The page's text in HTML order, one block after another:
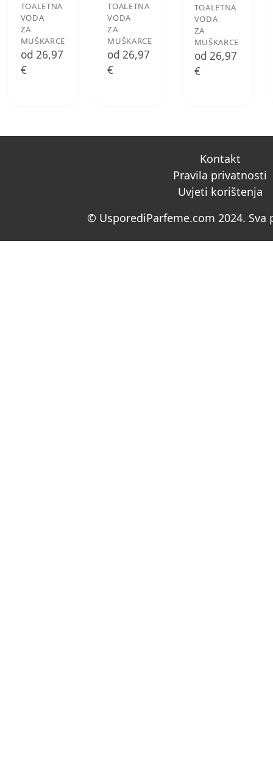
TOALETNA
VODA
ZA
MUŠKARCE
od 26,97
€
TOALETNA
VODA
ZA
MUŠKARCE
od 26,97
€
TOALETNA
VODA
ZA
MUŠKARCE
od 26,97
€
Kontakt
Pravila privatnosti
Uvjeti korištenja
© UsporediParfeme.com 2024. Sva